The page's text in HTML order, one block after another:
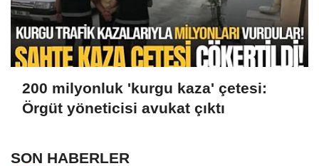
200 milyonluk 'kurgu kaza' çetesi:
Örgüt yöneticisi avukat çıktı
SON HABERLER